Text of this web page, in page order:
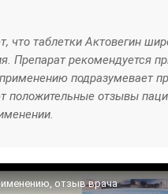
что таблетки Актовегин
Препарат рекомендуется
подразумевает
положительные отзывы
отзыв врача